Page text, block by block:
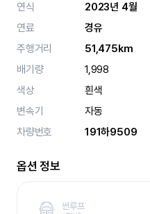
연식
2023년 4월
연료
경유
주행거리
51,475km
배기량
1,998
색상
흰색
변속기
자동
차량번호
191하9509
옵션 정보
썬루프